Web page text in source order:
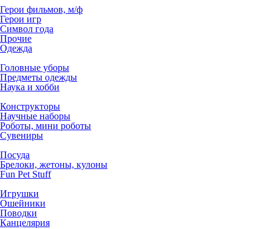
Герои фильмов, м/ф
Герои игр
Символ года
Прочие
Одежда
Головные уборы
Предметы одежды
Наука и хобби
Конструкторы
Научные наборы
Роботы, мини роботы
Сувениры
Посуда
Брелоки, жетоны, кулоны
Fun Pet Stuff
Игрушки
Ошейники
Поводки
Канцелярия